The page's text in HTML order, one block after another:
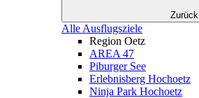
Zurück
Alle Ausflugsziele
Region Oetz
AREA 47
Piburger See
Erlebnisberg Hochoetz
Ninja Park Hochoetz